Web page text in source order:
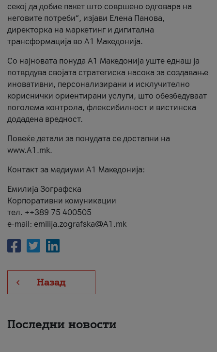
секој да добие пакет што совршено одговара на
неговите потреби“, изјави Елена Панова,
директорка на маркетинг и дигитална
трансформација во А1 Македонија.
Со најновата понуда А1 Македонија уште еднаш ја
потврдува својата стратегиска насока за создавање
иновативни, персонализирани и исклучително
кориснички ориентирани услуги, што обезбедуваат
поголема контрола, флексибилност и вистинска
додадена вредност.
Повеќе детали за понудата се достапни на
www.А1.mk.
Контакт за медиуми А1 Македонија:
Емилија Зографска
Корпоративни комуникации
тел. ++389 75 400505
e-mail: emilija.zografska@A1.mk
Назад
Последни новости